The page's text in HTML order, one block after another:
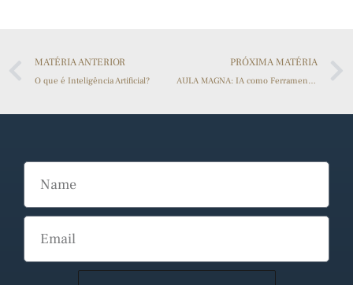
MATÉRIA ANTERIOR
O que é Inteligência Artificial?
PRÓXIMA MATÉRIA
AULA MAGNA: IA como Ferramenta Estratégica, Usabilidades e Riscos.